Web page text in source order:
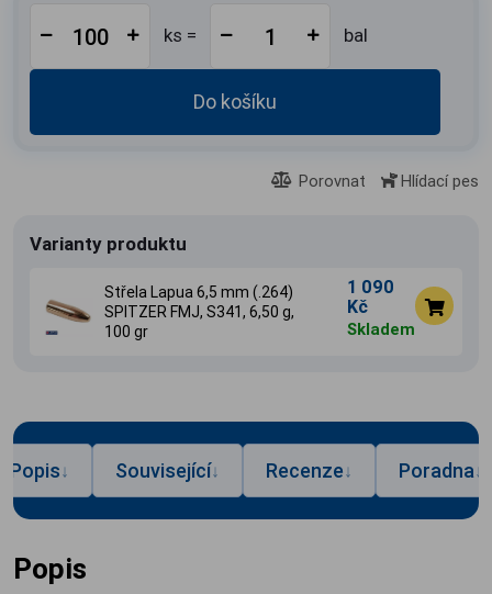
ks = bal
Do košíku
Porovnat Hlídací pes
Varianty produktu
Střela Lapua 6,5 mm (.264)
SPITZER FMJ, S341, 6,50 g,
100 gr
1 090
Kč
Skladem
Popis↓ Související↓ Recenze↓ Poradna↓
Popis